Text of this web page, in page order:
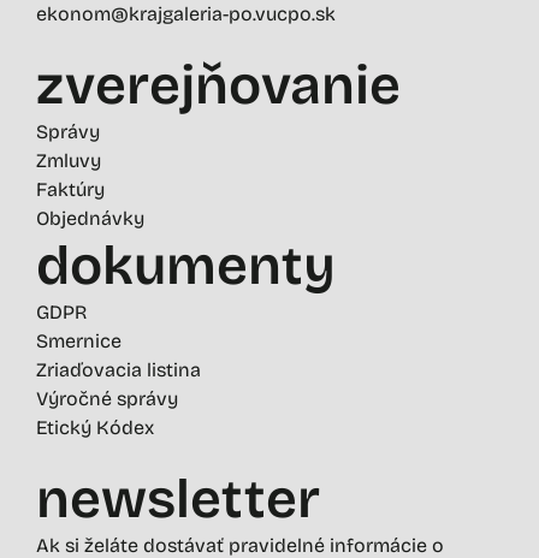
ekonom@krajgaleria-po.vucpo.sk
zverejňovanie
Správy
Zmluvy
Faktúry
Objednávky
dokumenty
GDPR
Smernice
Zriaďovacia listina
Výročné správy
Etický Kódex
newsletter
Ak si želáte dostávať pravidelné informácie o